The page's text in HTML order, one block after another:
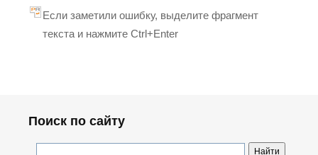
Если заметили ошибку, выделите фрагмент
текста и нажмите Ctrl+Enter
Поиск по сайту